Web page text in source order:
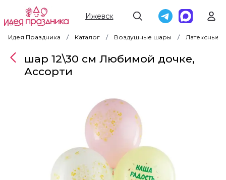
Ижевск
Идея Праздника Каталог Воздушные шары Латексные
шар 12\30 см Любимой дочке,
Ассорти